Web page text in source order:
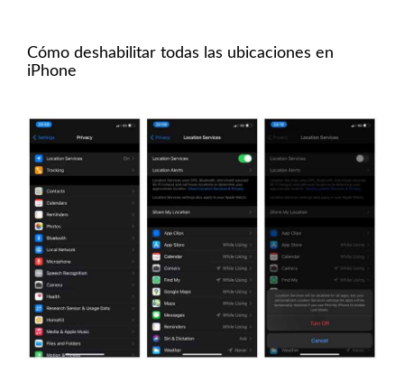
Cómo deshabilitar todas las ubicaciones en
iPhone